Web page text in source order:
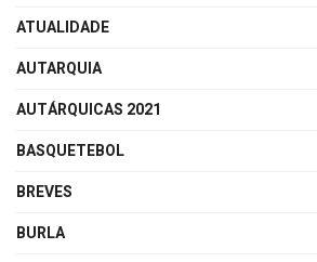
ATUALIDADE
AUTARQUIA
AUTÁRQUICAS 2021
BASQUETEBOL
BREVES
BURLA